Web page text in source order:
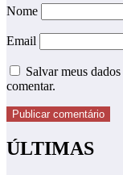
Nome
Email
Salvar meus
comentar.
ÚLTIMAS